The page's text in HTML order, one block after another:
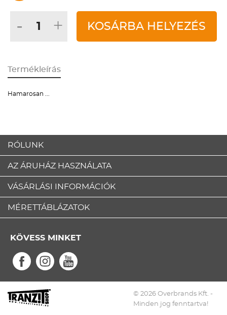
- + KOSÁRBA HELYEZÉS
Termékleírás
Hamarosan ...
RÓLUNK
AZ ÁRUHÁZ HASZNÁLATA
VÁSÁRLÁSI INFORMÁCIÓK
MÉRETTÁBLÁZATOK
KÖVESS MINKET
© 2026 Overbrands Kft. -
Minden jog fenntartva!